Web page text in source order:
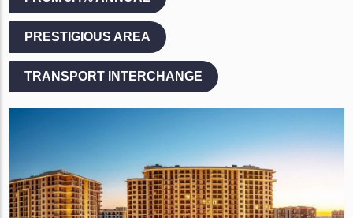
PRESTIGIOUS AREA
TRANSPORT INTERCHANGE